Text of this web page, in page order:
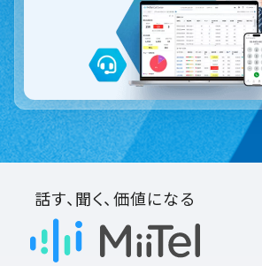
話す、聞く、価値になる